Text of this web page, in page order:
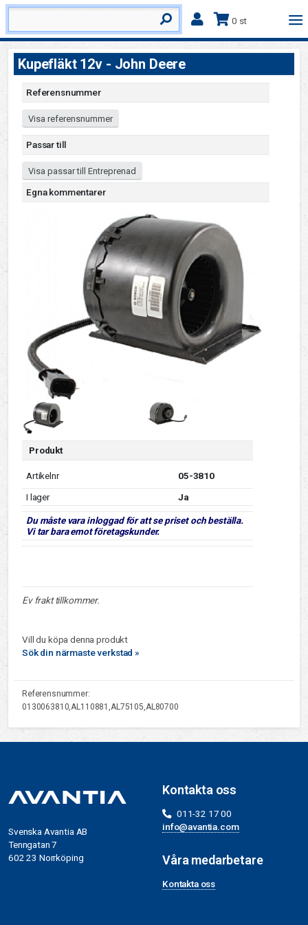
0 st
Kupefläkt 12v - John Deere
Referensnummer
Visa referensnummer
Passar till
Visa passar till Entreprenad
Egna kommentarer
Produkt
Artikelnr
05-3810
I lager
Ja
Du måste vara inloggad för att se priset och beställa.
Vi tar bara emot företagskunder.
Ev frakt tillkommer.
Vill du köpa denna produkt
Sök din närmaste verkstad »
Referensnummer:
0130063810,AL110881,AL75105,AL80700
Svenska Avantia AB
Tenngatan 7
602 23 Norrköping
Kontakta oss
011-32 17 00
info@avantia.com
Våra medarbetare
Kontakta oss